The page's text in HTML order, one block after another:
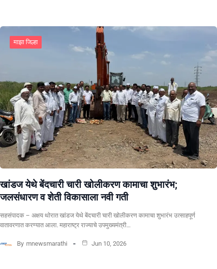
माझा जिल्हा
खांडज येथे बेंदचारी चारी खोलीकरण कामाचा शुभारंभ;
जलसंधारण व शेती विकासाला नवी गती
सहसंपादक – अक्षय थोरात खांडज येथे बेंदचारी चारी खोलीकरण कामाचा शुभारंभ उत्साहपूर्ण
वातावरणात करण्यात आला. महाराष्ट्र राज्याचे उपमुख्यमंत्री…
By mnewsmarathi Jun 10, 2026